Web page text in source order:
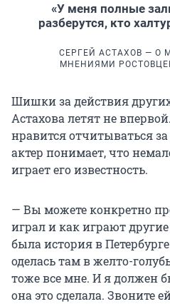
«У меня полные
разберутся, кто
СЕРГЕЙ АСТАХОВ — О
МНЕНИЯМИ
Шишки за действия
Астахова летят не
нравится отчитываться
актер понимает, что
играет его известность.
— Вы можете конкретно
играл и как играют
была история в
оделась там в желто-
тоже все мне. И я должен
она это сделала. Звоните